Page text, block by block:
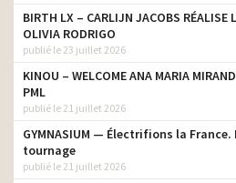
BIRTH LX – CARLIJN JACOBS RÉALISE
OLIVIA RODRIGO
publié le 23 juillet 2026
KINOU – WELCOME ANA MARIA
PML
publié le 21 juillet 2026
GYMNASIUM — Électrifions la France.
tournage
publié le 21 juillet 2026